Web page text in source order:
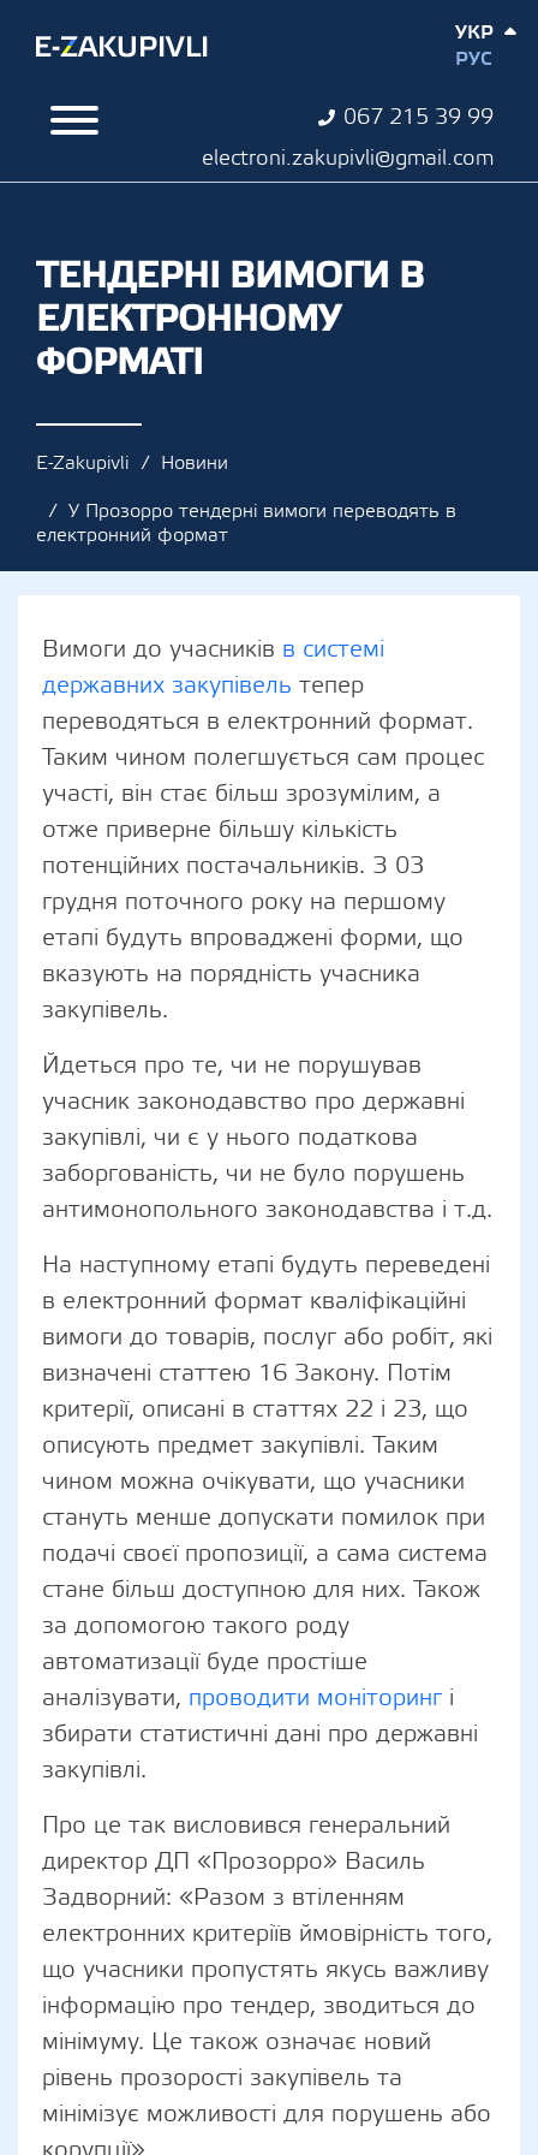
067 215 39 99
electroni.zakupivli@gmail.com
УКР
РУС
ТЕНДЕРНІ ВИМОГИ В
ЕЛЕКТРОННОМУ
ФОРМАТІ
E-Zakupivli
Новини
У Прозорро тендерні вимоги переводять в
електронний формат
Вимоги до учасників в системі
державних закупівель тепер
переводяться в електронний формат.
Таким чином полегшується сам процес
участі, він стає більш зрозумілим, а
отже приверне більшу кількість
потенційних постачальників. З 03
грудня поточного року на першому
етапі будуть впроваджені форми, що
вказують на порядність учасника
закупівель.
Йдеться про те, чи не порушував
учасник законодавство про державні
закупівлі, чи є у нього податкова
заборгованість, чи не було порушень
антимонопольного законодавства і т.д.
На наступному етапі будуть переведені
в електронний формат кваліфікаційні
вимоги до товарів, послуг або робіт, які
визначені статтею 16 Закону. Потім
критерії, описані в статтях 22 і 23, що
описують предмет закупівлі. Таким
чином можна очікувати, що учасники
стануть менше допускати помилок при
подачі своєї пропозиції, а сама система
стане більш доступною для них. Також
за допомогою такого роду
автоматизації буде простіше
аналізувати, проводити моніторинг і
збирати статистичні дані про державні
закупівлі.
Про це так висловився генеральний
директор ДП «Прозорро» Василь
Задворний: «Разом з втіленням
електронних критеріїв ймовірність того,
що учасники пропустять якусь важливу
інформацію про тендер, зводиться до
мінімуму. Це також означає новий
рівень прозорості закупівель та
мінімізує можливості для порушень або